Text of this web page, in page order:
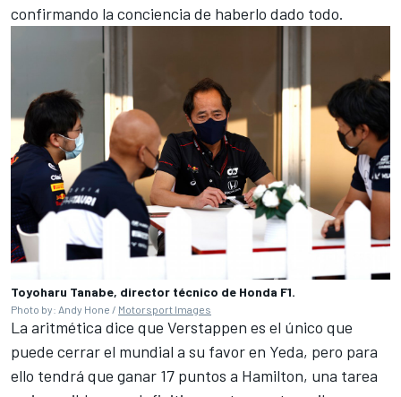
confirmando la conciencia de haberlo dado todo.
Toyoharu Tanabe, director técnico de Honda F1.
Photo by: Andy Hone / Motorsport Images
La aritmética dice que Verstappen es el único que
puede cerrar el mundial a su favor en Yeda, pero para
ello tendrá que ganar 17 puntos a Hamilton, una tarea